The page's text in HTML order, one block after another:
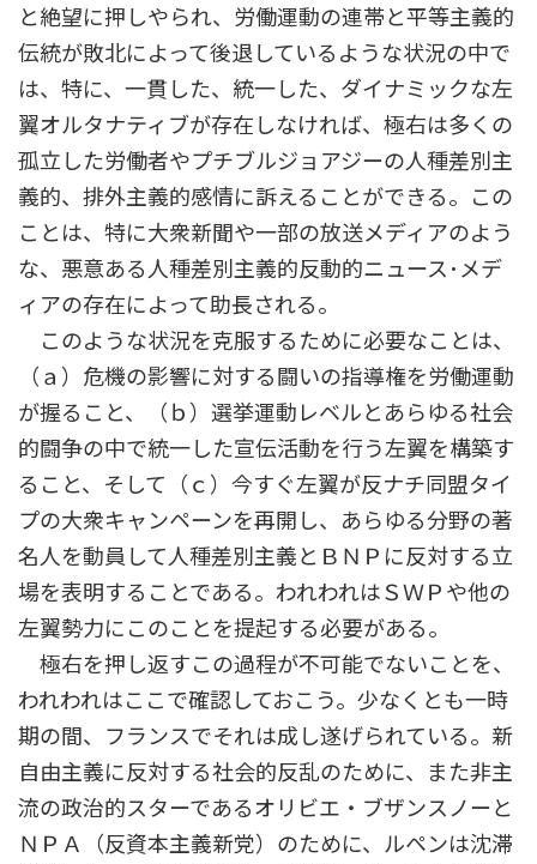
と絶望に押しやられ、労働運動の連帯と平等主義的
伝統が敗北によって後退しているような状況の中で
は、特に、一貫した、統一した、ダイナミックな左
翼オルタナティブが存在しなければ、極右は多くの
孤立した労働者やプチブルジョアジーの人種差別主
義的、排外主義的感情に訴えることができる。この
ことは、特に大衆新聞や一部の放送メディアのよう
な、悪意ある人種差別主義的反動的ニュース･メデ
ィアの存在によって助長される。
このような状況を克服するために必要なことは、
（ａ）危機の影響に対する闘いの指導権を労働運動
が握ること、（ｂ）選挙運動レベルとあらゆる社会
的闘争の中で統一した宣伝活動を行う左翼を構築す
ること、そして（ｃ）今すぐ左翼が反ナチ同盟タイ
プの大衆キャンペーンを再開し、あらゆる分野の著
名人を動員して人種差別主義とＢＮＰに反対する立
場を表明することである。われわれはＳＷＰや他の
左翼勢力にこのことを提起する必要がある。
極右を押し返すこの過程が不可能でないことを、
われわれはここで確認しておこう。少なくとも一時
期の間、フランスでそれは成し遂げられている。新
自由主義に反対する社会的反乱のために、また非主
流の政治的スターであるオリビエ・ブザンスノーと
ＮＰＡ（反資本主義新党）のために、ルペンは沈滞